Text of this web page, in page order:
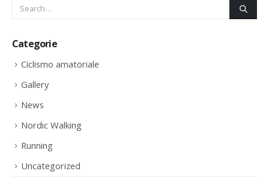
Ciclismo amatoriale
Uncategorized